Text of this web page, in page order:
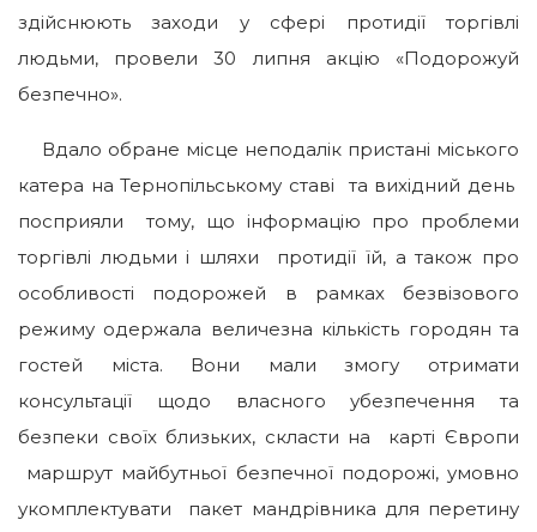
здійснюють заходи у сфері протидії торгівлі
людьми, провели 30 липня акцію «Подорожуй
безпечно».
Вдало обране місце неподалік пристані міського
катера на Тернопільському ставі та вихідний день
посприяли тому, що інформацію про проблеми
торгівлі людьми і шляхи протидії їй, а також про
особливості подорожей в рамках безвізового
режиму одержала величезна кількість городян та
гостей міста. Вони мали змогу отримати
консультації щодо власного убезпечення та
безпеки своїх близьких, скласти на карті Європи
маршрут майбутньої безпечної подорожі, умовно
укомплектувати пакет мандрівника для перетину